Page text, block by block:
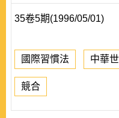
35卷5期(1996/05/01)
國際習慣法 中華
競合